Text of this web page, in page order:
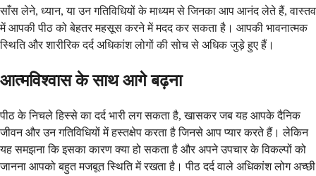
साँस लेने, ध्यान, या उन गतिविधियों के माध्यम से जिनका आप आनंद लेते हैं, वास्तव
में आपकी पीठ को बेहतर महसूस करने में मदद कर सकता है। आपकी भावनात्मक
स्थिति और शारीरिक दर्द अधिकांश लोगों की सोच से अधिक जुड़े हुए हैं।
आत्मविश्वास के साथ आगे बढ़ना
पीठ के निचले हिस्से का दर्द भारी लग सकता है, खासकर जब यह आपके दैनिक
जीवन और उन गतिविधियों में हस्तक्षेप करता है जिनसे आप प्यार करते हैं। लेकिन
यह समझना कि इसका कारण क्या हो सकता है और अपने उपचार के विकल्पों को
जानना आपको बहुत मजबूत स्थिति में रखता है। पीठ दर्द वाले अधिकांश लोग अच्छी